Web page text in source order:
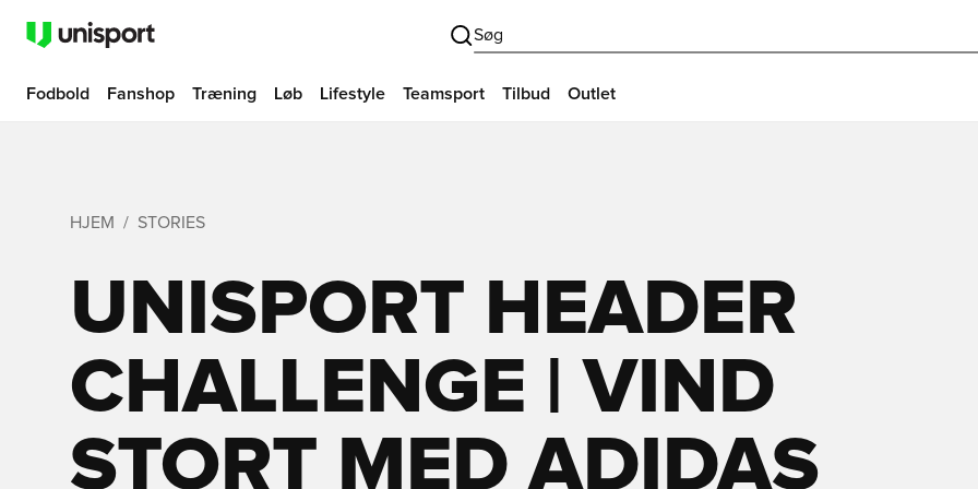
Søg
Fodbold Fanshop Træning Løb Lifestyle Teamsport Tilbud Outlet
HJEM STORIES
UNISPORT HEADER
CHALLENGE | VIND
STORT MED ADIDAS